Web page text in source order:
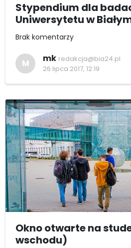
Stypendium dla
Uniwersytetu w
Brak komentarzy
M mk redakcja@bia24.pl
26 lipca 2017, 12:19
Okno otwarte na
wschodu)